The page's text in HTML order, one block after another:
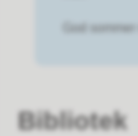
God
Bibliotek